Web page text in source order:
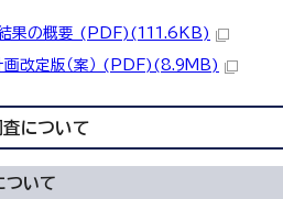
結果の概要 (PDF)(111.6KB)
改定版（案） (PDF)(8.9MB)
について
ついて